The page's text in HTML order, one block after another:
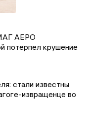
АЕРО
потерпел крушение
стали известны
извращенце во